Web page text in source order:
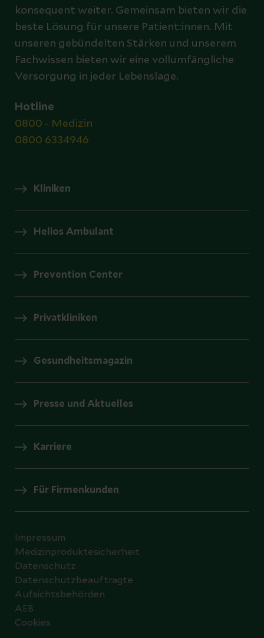
konsequent weiter. Gemeinsam bieten wir die
beste Lösung für unsere Patient:innen. Mit
unseren gebündelten Stärken und unserem
Fachwissen bieten wir eine vollumfängliche
Versorgung in jeder Lebenslage.
Hotline
0800 - Medizin
0800 6334946
Kliniken
Helios Ambulant
Prevention Center
Privatkliniken
Gesundheitsmagazin
Presse und Aktuelles
Karriere
Für Firmenkunden
Impressum
Medizinproduktesicherheit
Datenschutz
Datenschutzbeauftragte
Aufsichtsbehörden
AEB
Cookies